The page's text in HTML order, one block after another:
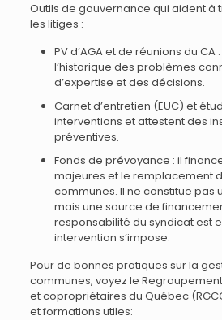
Outils de gouvernance qui aident à
les litiges :
PV d’AGA et de réunions du
l’historique des problèmes
d’expertise et des décisions.
Carnet d’entretien (EUC) et
interventions et attestent des
préventives.
Fonds de prévoyance : il
majeures et le remplacement
communes. Il ne constitue pas
mais une source de
responsabilité du syndicat est
intervention s’impose.
Pour de bonnes pratiques sur la
communes, voyez le
et copropriétaires du Québec
et formations utiles: